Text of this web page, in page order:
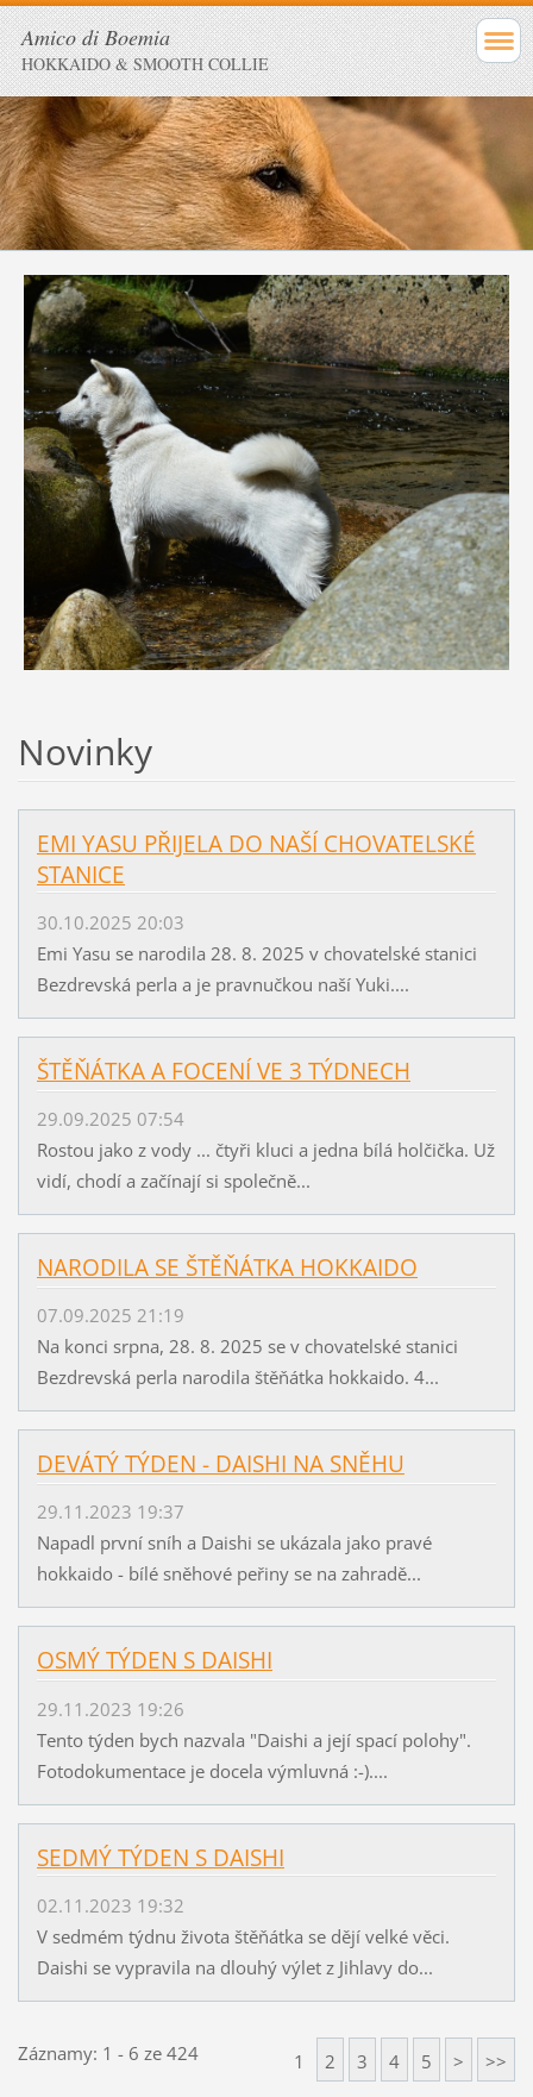
Amico di Boemia
HOKKAIDO & SMOOTH COLLIE
Novinky
EMI YASU PŘIJELA DO NAŠÍ CHOVATELSKÉ
STANICE
30.10.2025 20:03
Emi Yasu se narodila 28. 8. 2025 v chovatelské stanici
Bezdrevská perla a je pravnučkou naší Yuki....
ŠTĚŇÁTKA A FOCENÍ VE 3 TÝDNECH
29.09.2025 07:54
Rostou jako z vody ... čtyři kluci a jedna bílá holčička. Už
vidí, chodí a začínají si společně...
NARODILA SE ŠTĚŇÁTKA HOKKAIDO
07.09.2025 21:19
Na konci srpna, 28. 8. 2025 se v chovatelské stanici
Bezdrevská perla narodila štěňátka hokkaido. 4...
DEVÁTÝ TÝDEN - DAISHI NA SNĚHU
29.11.2023 19:37
Napadl první sníh a Daishi se ukázala jako pravé
hokkaido - bílé sněhové peřiny se na zahradě...
OSMÝ TÝDEN S DAISHI
29.11.2023 19:26
Tento týden bych nazvala "Daishi a její spací polohy".
Fotodokumentace je docela výmluvná :-)....
SEDMÝ TÝDEN S DAISHI
02.11.2023 19:32
V sedmém týdnu života štěňátka se dějí velké věci.
Daishi se vypravila na dlouhý výlet z Jihlavy do...
Záznamy: 1 - 6 ze 424 1 2 3 4 5 > >>